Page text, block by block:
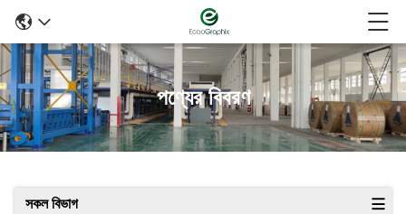
পণ্যের বিবরণ
সকল বিভাগ